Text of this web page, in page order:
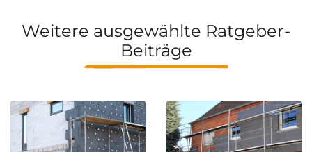
Weitere ausgewählte Ratgeber-
Beiträge